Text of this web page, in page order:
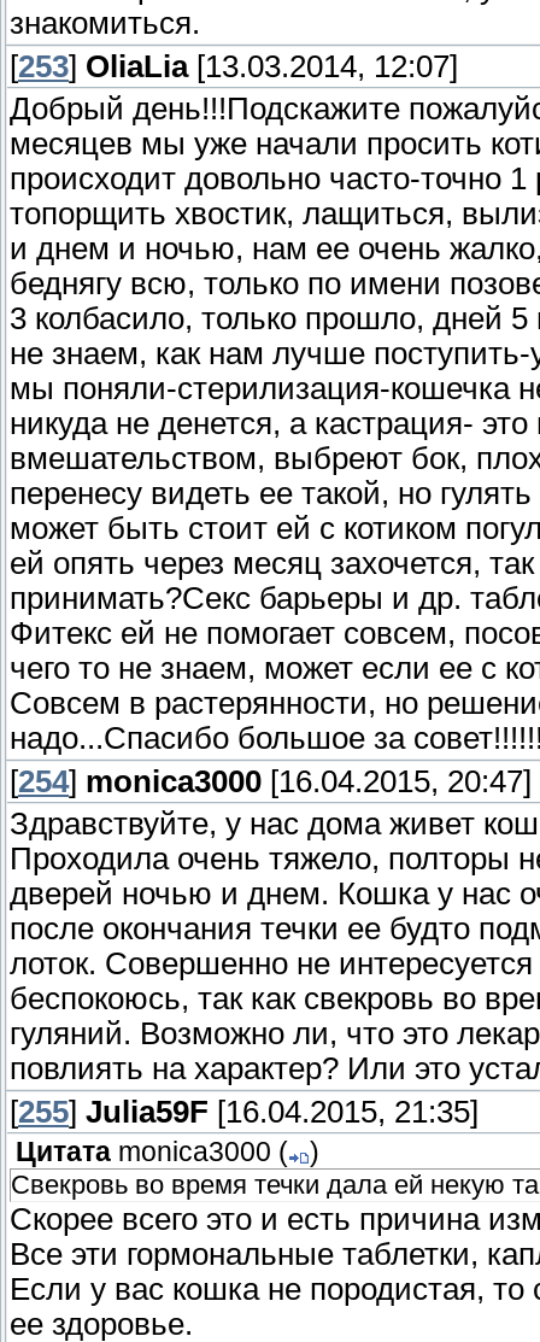
знакомиться.
[253] OliaLia[13.03.2014, 12:07]
Добрый день!!!Подскажите
месяцев мы уже начали просить
происходит довольно часто-точно
топорщить хвостик, лащиться,
и днем и ночью, нам ее очень
беднягу всю, только по имени
3 колбасило, только прошло, дней
не знаем, как нам лучше
мы поняли-стерилизация-кошечка
никуда не денется, а кастрация-
вмешательством, выбреют бок,
перенесу видеть ее такой, но
может быть стоит ей с котиком
ей опять через месяц захочется,
принимать?Секс барьеры и др.
Фитекс ей не помогает совсем,
чего то не знаем, может если ее с
Совсем в растерянности, но
надо...Спасибо большое за
[254] monica3000 [16.04.2015, 20:47]
Здравствуйте, у нас дома живет
Проходила очень тяжело, полторы
дверей ночью и днем. Кошка у нас
после окончания течки ее будто
лоток. Совершенно не
беспокоюсь, так как свекровь во
гуляний. Возможно ли, что это
повлиять на характер? Или это
[255] Julia59F [16.04.2015, 21:35]
Цитата monica3000 (
)
Свекровь во время течки дала ей некую
Скорее всего это и есть причина
Все эти гормональные таблетки,
Если у вас кошка не породистая, то
ее здоровье.